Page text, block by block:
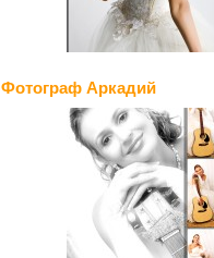
Фотограф Аркадий